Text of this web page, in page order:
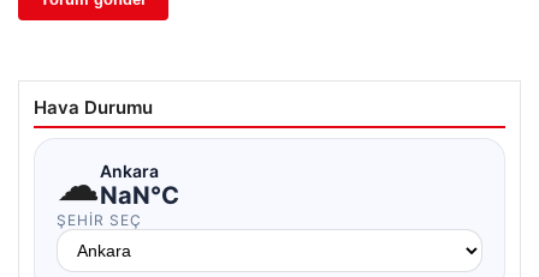
Hava Durumu
☁Ankara
NaN°C
ŞEHIR SEÇ